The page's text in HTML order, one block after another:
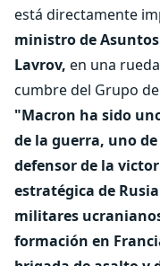
está directamente
ministro de
Lavrov, en una
cumbre del Grupo
"Macron ha sido
de la guerra, uno
defensor de la
estratégica de
militares
formación en